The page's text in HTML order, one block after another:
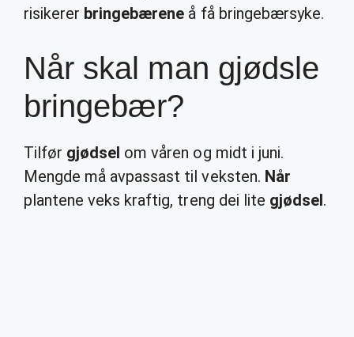
risikerer bringebærene å få bringebærsyke.
Når skal man gjødsle
bringebær?
Tilfør gjødsel om våren og midt i juni.
Mengde må avpassast til veksten. Når
plantene veks kraftig, treng dei lite gjødsel.